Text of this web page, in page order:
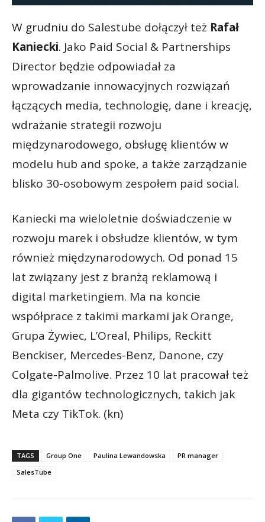
W grudniu do Salestube dołączył też Rafał
Kaniecki. Jako Paid Social & Partnerships
Director będzie odpowiadał za
wprowadzanie innowacyjnych rozwiązań
łączących media, technologię, dane i kreację,
wdrażanie strategii rozwoju
międzynarodowego, obsługę klientów w
modelu hub and spoke, a także zarządzanie
blisko 30-osobowym zespołem paid social.
Kaniecki ma wieloletnie doświadczenie w
rozwoju marek i obsłudze klientów, w tym
również międzynarodowych. Od ponad 15
lat związany jest z branżą reklamową i
digital marketingiem. Ma na koncie
współprace z takimi markami jak Orange,
Grupa Żywiec, L’Oreal, Philips, Reckitt
Benckiser, Mercedes-Benz, Danone, czy
Colgate-Palmolive. Przez 10 lat pracował też
dla gigantów technologicznych, takich jak
Meta czy TikTok. (kn)
TAGS Group One Paulina Lewandowska
PR manager
SalesTube